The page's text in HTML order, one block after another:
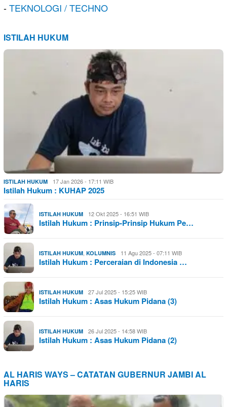
-TEKNOLOGI / TECHNO
ISTILAH HUKUM
ISTILAH HUKUM 17 Jan 2026 - 17:11 WIB
Istilah Hukum : KUHAP 2025
ISTILAH HUKUM 12 Okt 2025 - 16:51 WIB
Istilah Hukum : Prinsip-Prinsip Hukum Pe…
ISTILAH HUKUM, KOLUMNIS 11 Agu 2025 - 07:11 WIB
Istilah Hukum : Perceraian di Indonesia …
ISTILAH HUKUM 27 Jul 2025 - 15:25 WIB
Istilah Hukum : Asas Hukum Pidana (3)
ISTILAH HUKUM 26 Jul 2025 - 14:58 WIB
Istilah Hukum : Asas Hukum Pidana (2)
AL HARIS WAYS – CATATAN GUBERNUR JAMBI AL
HARIS